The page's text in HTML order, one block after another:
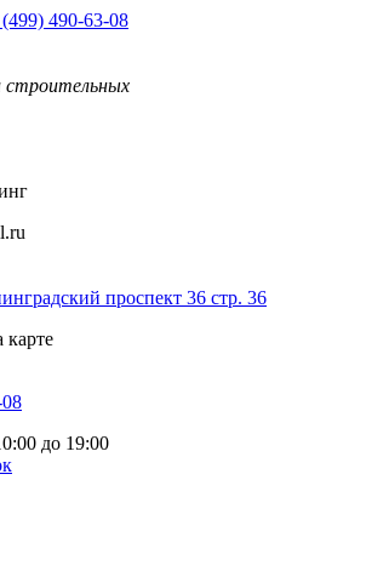
490-63-08
строительных
проспект 36 стр. 36
карте
до 19:00